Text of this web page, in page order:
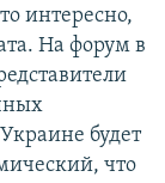
интересно,
На форум в
будет
что